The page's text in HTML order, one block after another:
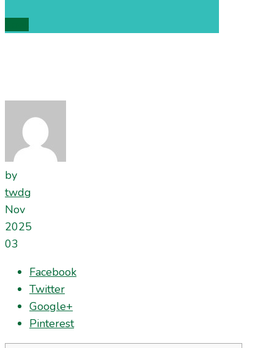
by
twdg
Nov
2025
03
Facebook
Twitter
Google+
Pinterest